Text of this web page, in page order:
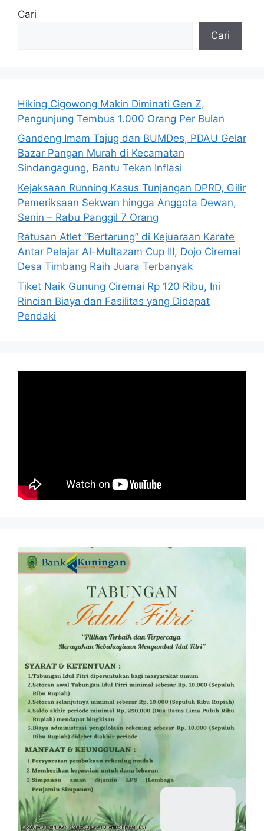
Cari
Cari
Hiking Cigowong Makin Diminati Gen Z,
Pengunjung Tembus 1.000 Orang Per Bulan
Gandeng Imam Tajug dan BUMDes, PDAU Gelar
Bazar Pangan Murah di Kecamatan
Sindangagung, Bantu Tekan Inflasi
Kejaksaan Running Kasus Tunjangan DPRD, Gilir
Pemeriksaan Sekwan hingga Anggota Dewan,
Senin – Rabu Panggil 7 Orang
Ratusan Atlet “Bertarung” di Kejuaraan Karate
Antar Pelajar Al-Multazam Cup III, Dojo Ciremai
Desa Timbang Raih Juara Terbanyak
Tiket Naik Gunung Ciremai Rp 120 Ribu, Ini
Rincian Biaya dan Fasilitas yang Didapat
Pendaki